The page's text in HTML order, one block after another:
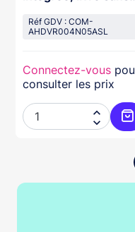
au panier
Réf GDV : COM-
AHDVR004N05ASL
Connectez-vous
consulter les prix

